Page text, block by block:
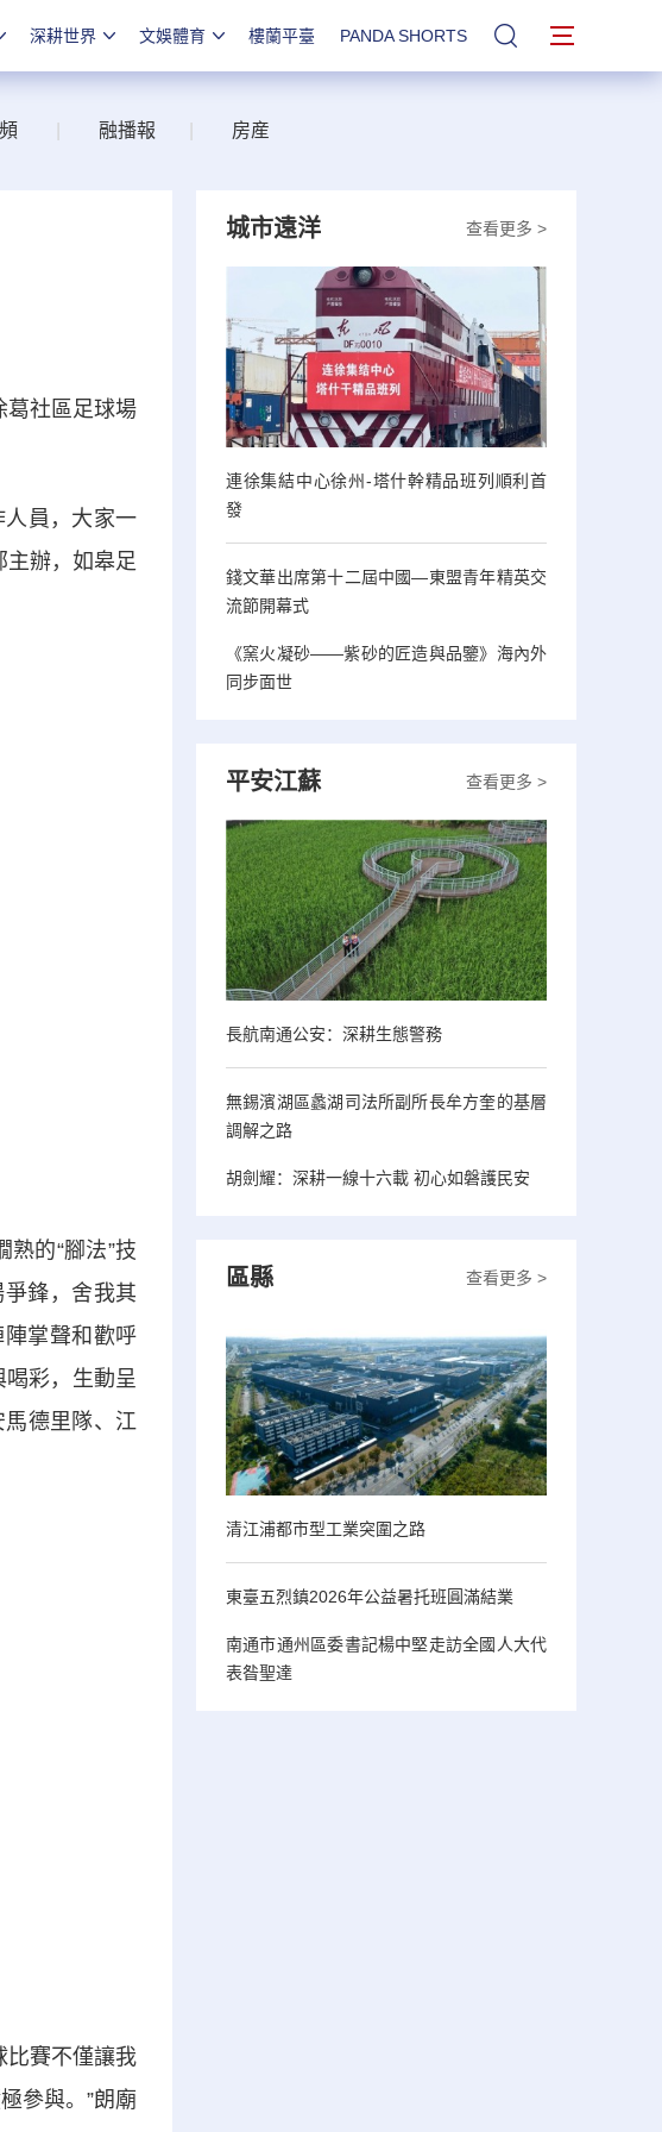
深耕世界 文娛體育 樓蘭平臺 PANDA SHORTS 站內搜索
融播報 房産
社區足球場
員，大家一
主辦，如皋足
的“腳法”技
鋒，舍我其
掌聲和歡呼
彩，生動呈
馬德里隊、江
賽不僅讓我
參與。”朗廟
查看更多 >
城市遠洋
連徐集結中心徐州-塔什幹精品班列順利首
發
錢文華出席第十二屆中國—東盟青年精英交
流節開幕式
《窯火凝砂——紫砂的匠造與品鑒》海內外
同步面世
查看更多 >
平安江蘇
長航南通公安：深耕生態警務
無錫濱湖區蠡湖司法所副所長牟方奎的基層
調解之路
胡劍耀：深耕一線十六載 初心如磐護民安
查看更多 >
區縣
清江浦都市型工業突圍之路
東臺五烈鎮2026年公益暑托班圓滿結業
南通市通州區委書記楊中堅走訪全國人大代
表昝聖達